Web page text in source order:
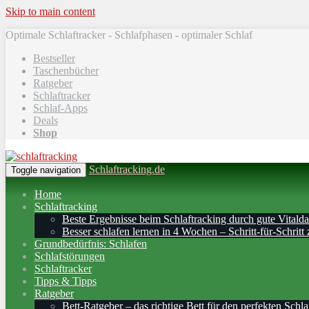
Skip to main content
Optimale Schlaftracker - Schlafphasen - optimaler Schlaf
Bestseller
Taschenbücher
Ratgeber
Schlaftracker
Schlaf-Apps
Deals
Shop
Toggle navigation Schlaftracking.de
Home
Schlaftracking
Beste Ergebnisse beim Schlaftracking durch gute
Besser schlafen lernen in 4 Wochen – Schritt‑für‑Schritt
Grundbedürfnis: Schlafen
Schlafstörungen
Schlaftracker
Tipps & Tipps
Ratgeber
Bett-Ratgeber – das richtige Bett für den perfekten